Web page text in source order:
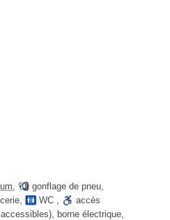
, gonflage de pneu,
, WC ,
accès
, borne électrique,